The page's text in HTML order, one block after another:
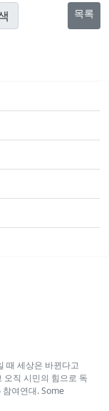
목록
때 세상은 바뀐다고
오직 시민의 힘으로 독
참여연대. Some